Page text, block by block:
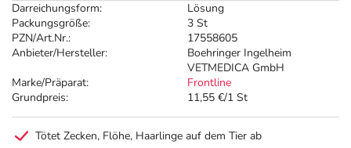
Darreichungsform:
Lösung
Packungsgröße:
3 St
PZN/Art.Nr.:
17558605
Anbieter/Hersteller:
Boehringer Ingelheim
VETMEDICA GmbH
Marke/Präparat:
Frontline
Grundpreis:
11,55 €/1 St
Tötet Zecken, Flöhe, Haarlinge auf dem Tier ab